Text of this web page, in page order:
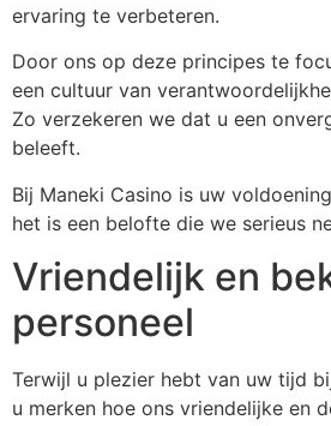
ervaring te verbeteren.
Door ons op deze principes te
een cultuur van
Zo verzekeren we dat u een
beleeft.
Bij Maneki Casino is uw
het is een belofte die we serieus
Vriendelijk en
personeel
Terwijl u plezier hebt van uw tijd
u merken hoe ons vriendelijke en